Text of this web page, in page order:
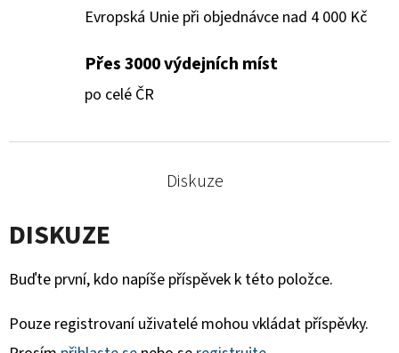
Evropská Unie při objednávce nad 4 000 Kč
Přes 3000 výdejních míst
po celé ČR
Diskuze
DISKUZE
Buďte první, kdo napíše příspěvek k této položce.
Pouze registrovaní uživatelé mohou vkládat příspěvky.